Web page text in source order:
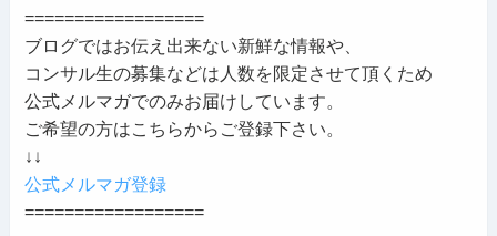
==================
ブログではお伝え出来ない新鮮な情報や、
コンサル生の募集などは人数を限定させて頂くため
公式メルマガでのみお届けしています。
ご希望の方はこちらからご登録下さい。
↓↓
公式メルマガ登録
==================